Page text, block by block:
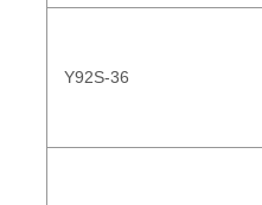
Y92S-36